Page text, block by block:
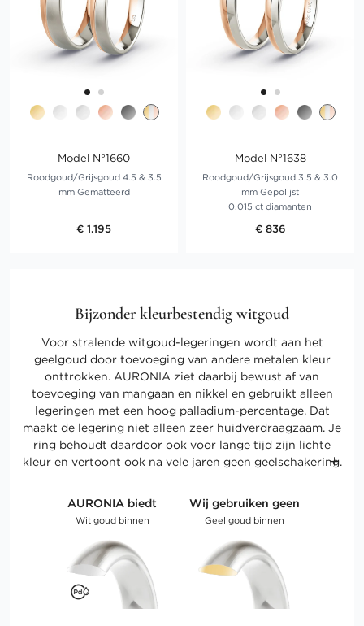
Model N°1660
Roodgoud/Grijsgoud 4.5 & 3.5
mm Gematteerd
€ 1.195
Model N°1638
Roodgoud/Grijsgoud 3.5 & 3.0
mm Gepolijst
0.015 ct diamanten
€ 836
Bijzonder kleurbestendig witgoud
Voor stralende witgoud-legeringen wordt aan het
geelgoud door toevoeging van andere metalen kleur
onttrokken. AURONIA ziet daarbij bewust af van
toevoeging van mangaan en nikkel en gebruikt alleen
legeringen met een hoog palladium-percentage. Dat
maakt de legering niet alleen zeer huidverdraagzaam. Je
ring behoudt daardoor ook voor lange tijd zijn lichte
kleur en vertoont ook na vele jaren geen geelschakering.
AURONIA biedt
Wit goud binnen
Wij gebruiken geen
Geel goud binnen